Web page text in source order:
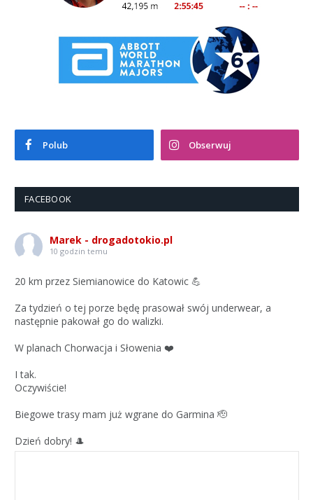
Polub Obserwuj
FACEBOOK
Marek - drogadotokio.pl
10 godzin temu
20 km przez Siemianowice do Katowic 💪
Za tydzień o tej porze będę prasował swój underwear, a
następnie pakował go do walizki.
W planach Chorwacja i Słowenia ❤️
I tak.
Oczywiście!
Biegowe trasy mam już wgrane do Garmina 🫡
Dzień dobry! 🎩